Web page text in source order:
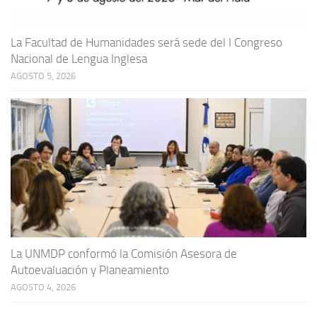
La Facultad de Humanidades será sede del I Congreso
Nacional de Lengua Inglesa
AGOSTO 5, 2026
La UNMDP conformó la Comisión Asesora de
Autoevaluación y Planeamiento
AGOSTO 4, 2026